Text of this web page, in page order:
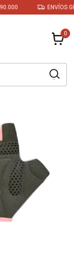
ENVÍOS
0